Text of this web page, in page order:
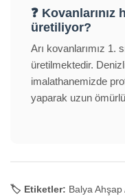
❓
üretiliyor?
Arı kovanlarımız 1.
üretilmektedir.
imalathanemizde
yaparak uzun
🏷️ Etiketler: Balya Ahşap